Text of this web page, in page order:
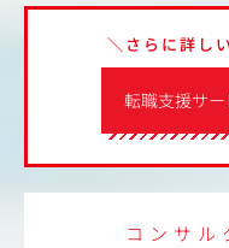
転職支援サー
＼さらに詳し
コンサル